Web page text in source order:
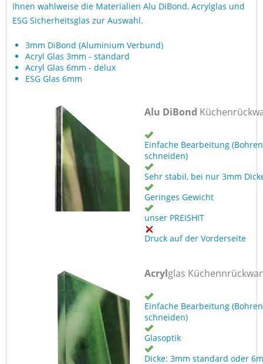
Ihnen wahlweise die Materialien Alu DiBond, Acrylglas und
ESG Sicherheitsglas zur Auswahl.
3mm DiBond (Aluminium Verbund)
Acryl Glas 3mm - standard
Acryl Glas 6mm - delux
ESG Glas 6mm
Alu DiBond
Einfache Bearbeitung
schneiden)
Sehr stabil, bei nur 3mm
Geringes Gewicht
unser PREISHIT
Druck auf der Vorderseite
Acrylglas
Einfache Bearbeitung
schneiden)
Glasoptik
Dicke: 3mm standard oder